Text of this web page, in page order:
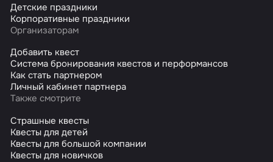
Детские праздники
Корпоративные праздники
Организаторам
Добавить квест
Система бронирования квестов и перформансов
Как стать партнером
Личный кабинет партнера
Также смотрите
Страшные квесты
Квесты для детей
Квесты для большой компании
Квесты для новичков